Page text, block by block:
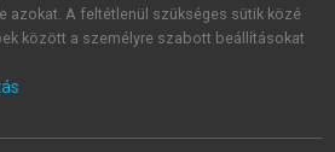
foglaltakat
és elfogadom.
KIPRÓBÁLOM
azokat. A feltétlenül szükséges sütik közé
között a személyre szabott beállításokat